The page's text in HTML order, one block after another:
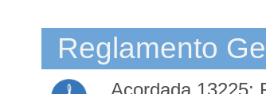
Reglamento